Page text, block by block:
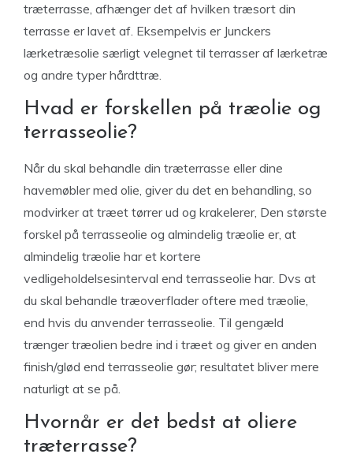
træterrasse, afhænger det af hvilken træsort din
terrasse er lavet af. Eksempelvis er Junckers
lærketræsolie særligt velegnet til terrasser af lærketræ
og andre typer hårdttræ.
Hvad er forskellen på træolie og
terrasseolie?
Når du skal behandle din træterrasse eller dine
havemøbler med olie, giver du det en behandling, so
modvirker at træet tørrer ud og krakelerer, Den største
forskel på terrasseolie og almindelig træolie er, at
almindelig træolie har et kortere
vedligeholdelsesinterval end terrasseolie har. Dvs at
du skal behandle træoverflader oftere med træolie,
end hvis du anvender terrasseolie. Til gengæld
trænger træolien bedre ind i træet og giver en anden
finish/glød end terrasseolie gør; resultatet bliver mere
naturligt at se på.
Hvornår er det bedst at oliere
træterrasse?